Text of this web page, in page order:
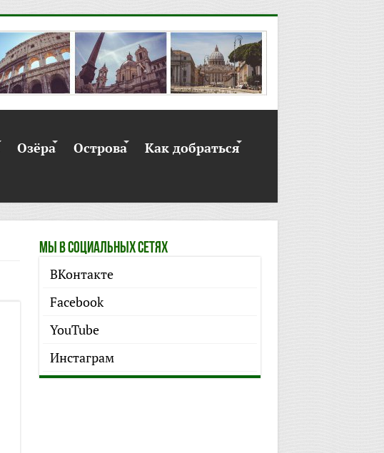
Озёра Острова
Как добраться
Мы в социальных сетях
ВКонтакте
Facebook
YouTube
Инстаграм